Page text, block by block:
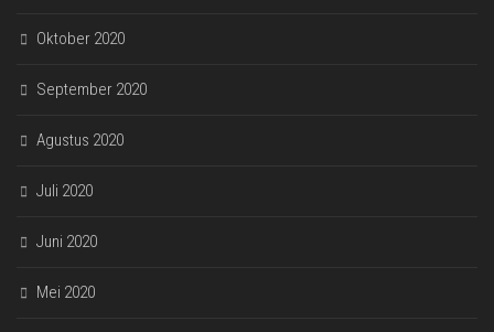
Oktober 2020
September 2020
Agustus 2020
Juli 2020
Juni 2020
Mei 2020